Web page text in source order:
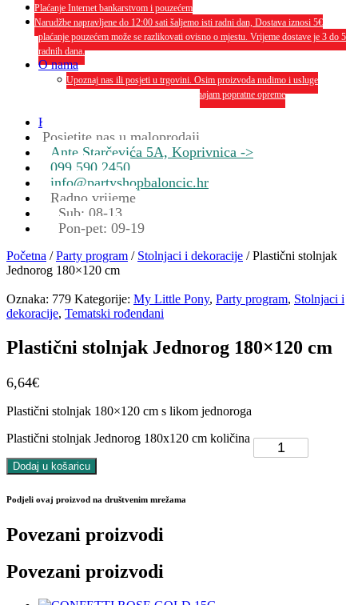
Plaćanje Internet bankarstvom i pouzećem
Narudžbe napravljene do 12:00 sati šaljemo isti radni dan, Dostava iznosi 5€
plaćanje pouzećem može se razlikovati ovisno o mjestu. Vrijeme dostave je 3 do 5
radnih dana.
O nama
Upoznaj nas ili posjeti u trgovini. Osim proizvoda nudimo i usluge
dekoriranja interijera i eksterija te najam popratne opreme
Kontakt
Posjetite nas u maloprodaji
Ante Starčevića 5A, Koprivnica ->
099 590 2450
info@partyshopbaloncic.hr
Radno vrijeme
Sub: 08-13
Pon-pet: 09-19
Početna /Party program / Stolnjaci i dekoracije / Plastični stolnjak
Jednorog 180×120 cm
Oznaka: 779 Kategorije: My Little Pony, Party program, Stolnjaci i
dekoracije, Tematski rođendani
Plastični stolnjak Jednorog 180×120 cm
6,64€
Plastični stolnjak 180×120 cm s likom jednoroga
Plastični stolnjak Jednorog 180x120 cm količina
Dodaj u košaricu
Podjeli ovaj proizvod na društvenim mrežama
Povezani proizvodi
Povezani proizvodi